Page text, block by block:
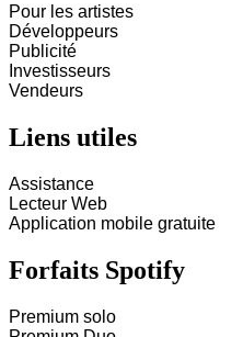
Pour les artistes
Développeurs
Publicité
Investisseurs
Vendeurs
Liens utiles
Assistance
Lecteur Web
Application mobile gratuite
Forfaits Spotify
Premium solo